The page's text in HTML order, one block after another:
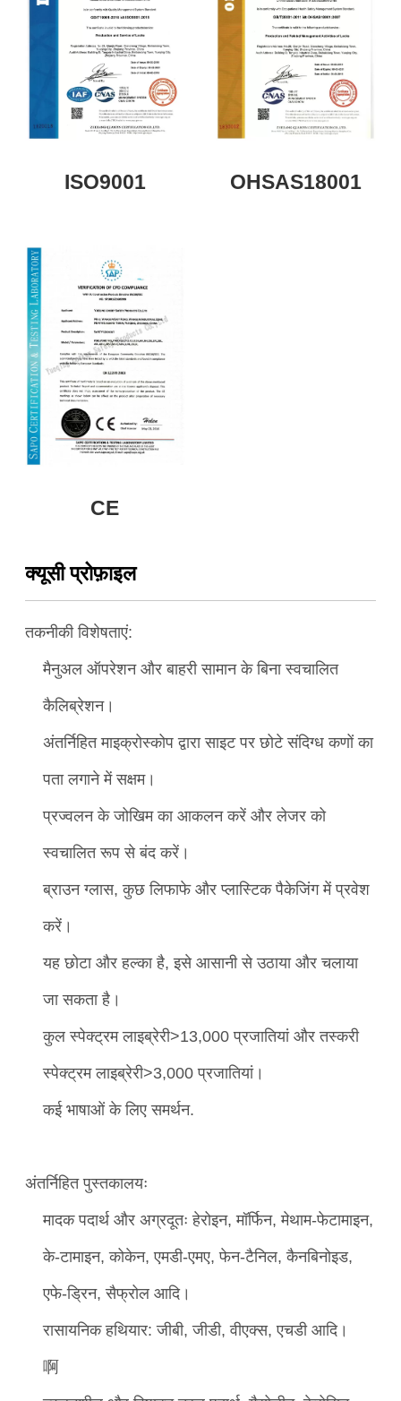
ISO9001 OHSAS18001
CE
क्यूसी प्रोफ़ाइल
तकनीकी विशेषताएं:
मैनुअल ऑपरेशन और बाहरी सामान के बिना स्वचालित
कैलिब्रेशन।
अंतर्निहित माइक्रोस्कोप द्वारा साइट पर छोटे संदिग्ध कणों का
पता लगाने में सक्षम।
प्रज्वलन के जोखिम का आकलन करें और लेजर को
स्वचालित रूप से बंद करें।
ब्राउन ग्लास, कुछ लिफाफे और प्लास्टिक पैकेजिंग में प्रवेश
करें।
यह छोटा और हल्का है, इसे आसानी से उठाया और चलाया
जा सकता है।
कुल स्पेक्ट्रम लाइब्रेरी>13,000 प्रजातियां और तस्करी
स्पेक्ट्रम लाइब्रेरी>3,000 प्रजातियां।
कई भाषाओं के लिए समर्थन.
अंतर्निहित पुस्तकालयः
मादक पदार्थ और अग्रदूतः हेरोइन, मॉर्फिन, मेथाम-फेटामाइन,
के-टामाइन, कोकेन, एमडी-एमए, फेन-टैनिल, कैनबिनोइड,
एफे-ड्रिन, सैफ्रोल आदि।
रासायनिक हथियार: जीबी, जीडी, वीएक्स, एचडी आदि।
啊